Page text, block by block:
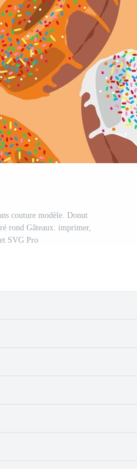
couture modèle. Donut
rond Gâteaux. imprimer,
SVG Pro